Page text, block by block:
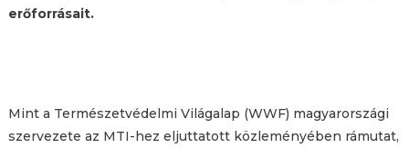
erőforrásait.
Mint a Természetvédelmi Világalap (WWF) magyarországi
szervezete az MTI-hez eljuttatott közleményében rámutat,